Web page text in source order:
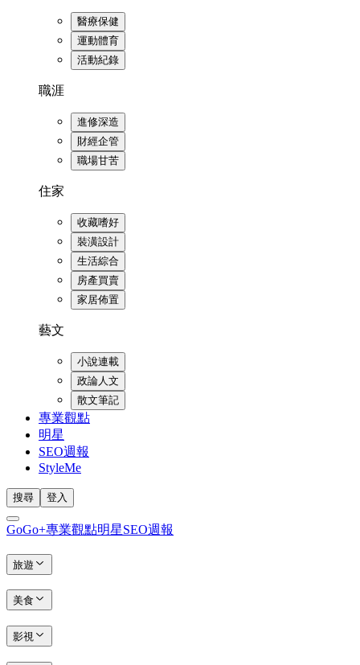
醫療保健
運動體育
活動紀錄
職涯
進修深造
財經企管
職場甘苦
住家
收藏嗜好
裝潢設計
生活綜合
房產買賣
家居佈置
藝文
小說連載
政論人文
散文筆記
專業觀點
明星
SEO週報
StyleMe
搜尋 登入
GoGo+專業觀點明星SEO週報
旅遊
美食
影視